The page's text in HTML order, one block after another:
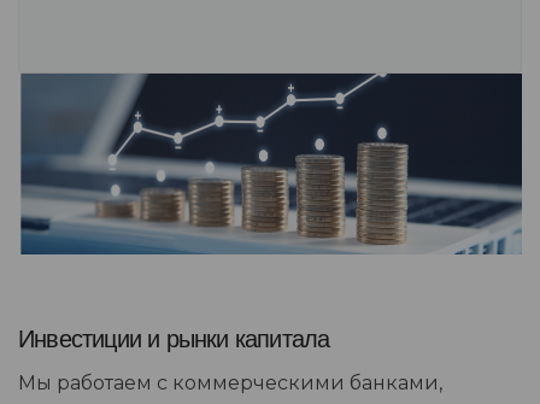
Инвестиции и рынки капитала
Мы работаем с коммерческими банками,